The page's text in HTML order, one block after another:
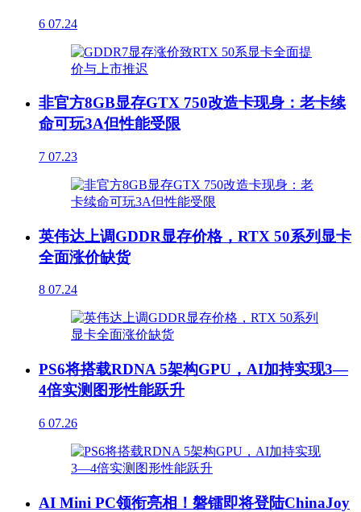
6 07.24
非官方8GB显存GTX 750改造卡现身：老卡续
命可玩3A但性能受限
7 07.23
英伟达上调GDDR显存价格，RTX 50系列显卡
全面涨价缺货
8 07.24
PS6将搭载RDNA 5架构GPU，AI加持实现3—
4倍实测图形性能跃升
6 07.26
AI Mini PC领衔亮相！磐镭即将登陆ChinaJoy